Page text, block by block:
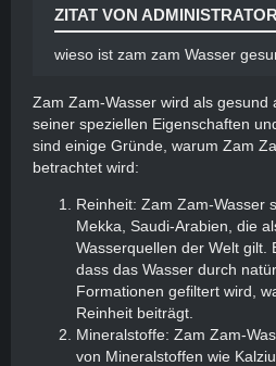
ZITAT VON ADMINISTRATOR
wieso ist zam zam Wasser
Zam Zam-Wasser wird als gesund
seiner speziellen Eigenschaften
sind einige Gründe, warum Zam
betrachtet wird:
Reinheit: Zam Zam-Wasser
Mekka, Saudi-Arabien, die
Wasserquellen der Welt gilt.
dass das Wasser durch
Formationen gefiltert wird,
Reinheit beiträgt.
Mineralstoffe: Zam Zam-
von Mineralstoffen wie